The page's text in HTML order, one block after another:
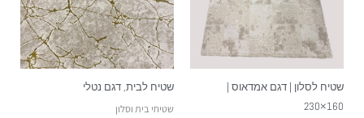
שטיח לסלון | דגם אמדאוס |
160×230
שטיח לבית, דגם נטלי
שטיחי בית וסלון
ניתן
לבחור
את